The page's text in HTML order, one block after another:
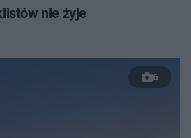
nie żyje
6